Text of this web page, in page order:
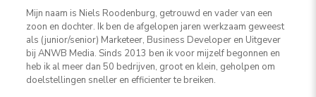
Mijn naam is Niels Roodenburg, getrouwd en vader van een
zoon en dochter. Ik ben de afgelopen jaren werkzaam geweest
als (junior/senior) Marketeer, Business Developer en Uitgever
bij ANWB Media. Sinds 2013 ben ik voor mijzelf begonnen en
heb ik al meer dan 50 bedrijven, groot en klein, geholpen om
doelstellingen sneller en efficienter te breiken.